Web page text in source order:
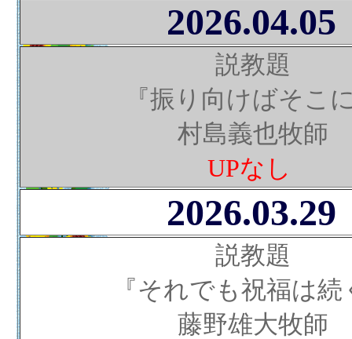
2026.04.05
説教題
『振り向けばそこ
村島義也牧師
UPなし
2026.03.29
説教題
『それでも祝福は続
藤野雄大牧師